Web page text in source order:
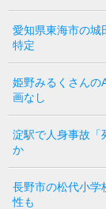
愛知県東海市の城
特定
姫野みるくさんの
画なし
淀駅で人身事故「
か
長野市の松代小学
性も